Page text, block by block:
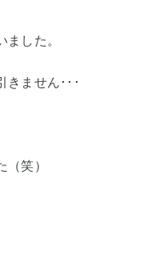
した。
きません･･･
（笑）